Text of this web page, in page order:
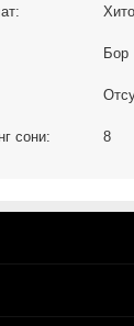
Бор
сони: 8